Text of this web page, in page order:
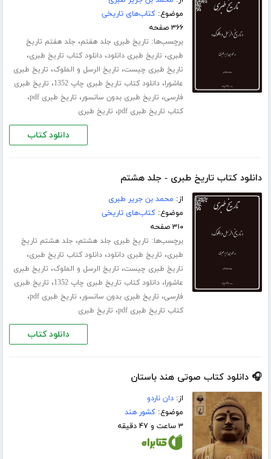
موضوع:کتاب‌های تاریخی
۳۶۶ صفحه
برچسب‌ها: تاریخ طبری جلد هفتم، جلد هفتم تاریخ
طبری، تاریخ طبری دانلود،دانلود کتاب تاریخ طبری،
تاریخ طبری چیست، تاریخ الرسل و الملوک، تاریخ طبری
عاشورا،دانلود کتاب تاریخ طبری چاپ 1352 ، تاریخ طبری
فارسی، تاریخ طبری بدون سانسور، تاریخ طبری pdf ،
کتاب تاریخ طبری pdf ، تاریخ طبری
دانلود کتاب
دانلود کتاب تاریخ طبری - جلد هشتم
از: محمد بن جریر طبری
موضوع:کتاب‌های تاریخی
۳۱۰ صفحه
برچسب‌ها: تاریخ طبری جلد هشتم، جلد هشتم تاریخ
طبری، تاریخ طبری دانلود،دانلود کتاب تاریخ طبری،
تاریخ طبری چیست، تاریخ الرسل و الملوک، تاریخ طبری
عاشورا،دانلود کتاب تاریخ طبری چاپ 1352 ، تاریخ طبری
فارسی، تاریخ طبری بدون سانسور، تاریخ طبری pdf ،
کتاب تاریخ طبری pdf ، تاریخ طبری
دانلود کتاب
🎧 دانلود کتاب صوتی هند باستان
از:دان ناردو
موضوع:کشور هند
۳ ساعت و ۴۷ دقیقه